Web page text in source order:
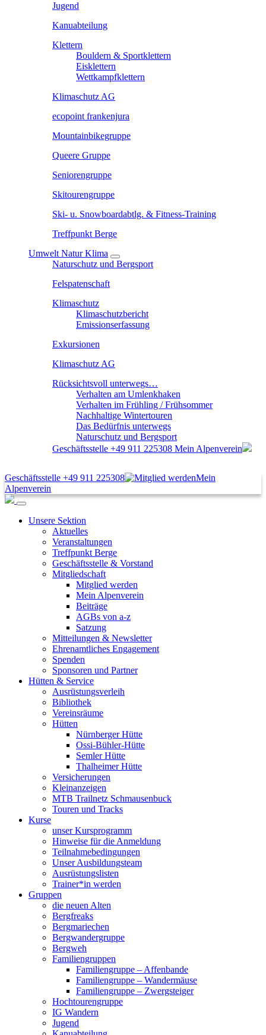
Jugend
Kanuabteilung
Klettern
Bouldern & Sportklettern
Eisklettern
Wettkampfklettern
Klimaschutz AG
ecopoint frankenjura
Mountainbikegruppe
Queere Gruppe
Seniorengruppe
Skitourengruppe
Ski- u. Snowboardabtlg. & Fitness-Training
Treffpunkt Berge
Umwelt Natur Klima
Naturschutz und Bergsport
Felspatenschaft
Klimaschutz
Klimaschutzbericht
Emissionserfassung
Exkursionen
Klimaschutz AG
Rücksichtsvoll unterwegs…
Verhalten am Umlenkhaken
Verhalten im Frühling / Frühsommer
Nachhaltige Wintertouren
Das Bedürfnis unterwegs
Naturschutz und Bergsport
Geschäftsstelle +49 911 225308 Mein Alpenverein
Geschäftsstelle +49 911 225308
Mein
Alpenverein
Unsere Sektion
Aktuelles
Veranstaltungen
Treffpunkt Berge
Geschäftsstelle & Vorstand
Mitgliedschaft
Mitglied werden
Mein Alpenverein
Beiträge
AGBs von a-z
Satzung
Mitteilungen & Newsletter
Ehrenamtliches Engagement
Spenden
Sponsoren und Partner
Hütten & Service
Ausrüstungsverleih
Bibliothek
Vereinsräume
Hütten
Nürnberger Hütte
Ossi-Bühler-Hütte
Semler Hütte
Thalheimer Hütte
Versicherungen
Kleinanzeigen
MTB Trailnetz Schmausenbuck
Touren und Tracks
Kurse
unser Kursprogramm
Hinweise für die Anmeldung
Teilnahmebedingungen
Unser Ausbildungsteam
Ausrüstungslisten
Trainer*in werden
Gruppen
die neuen Alten
Bergfreaks
Bergmariechen
Bergwandergruppe
Bergweh
Familiengruppen
Familiengruppe – Affenbande
Familiengruppe – Wandermäuse
Familiengruppe – Zwergsteiger
Hochtourengruppe
IG Wandern
Jugend